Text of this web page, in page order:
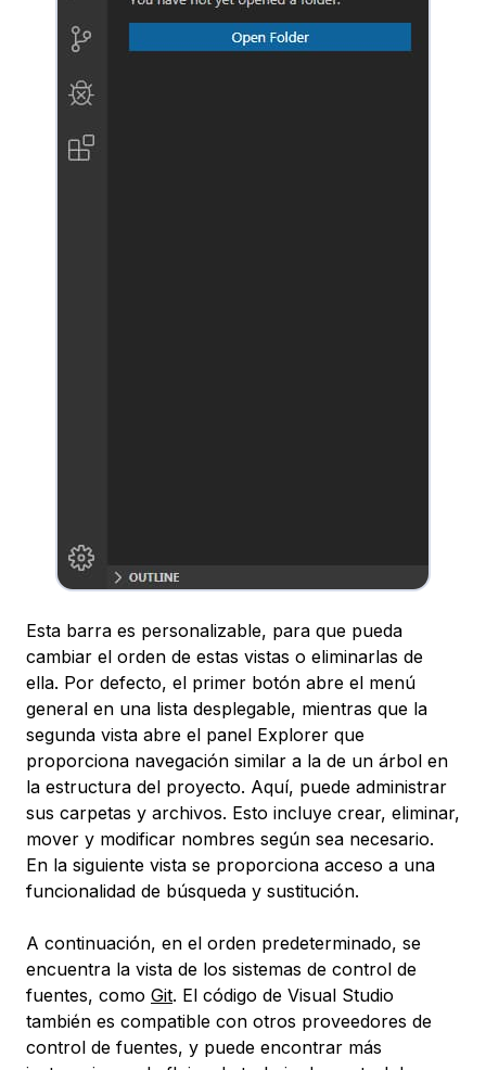
Esta barra es personalizable, para que pueda
cambiar el orden de estas vistas o eliminarlas de
ella. Por defecto, el primer botón abre el menú
general en una lista desplegable, mientras que la
segunda vista abre el panel Explorer que
proporciona navegación similar a la de un árbol en
la estructura del proyecto. Aquí, puede administrar
sus carpetas y archivos. Esto incluye crear, eliminar,
mover y modificar nombres según sea necesario.
En la siguiente vista se proporciona acceso a una
funcionalidad de búsqueda y sustitución.
A continuación, en el orden predeterminado, se
encuentra la vista de los sistemas de control de
fuentes, como Git. El código de Visual Studio
también es compatible con otros proveedores de
control de fuentes, y puede encontrar más